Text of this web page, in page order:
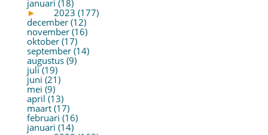
januari (18)
►
2023 (177)
december (12)
november (16)
oktober (17)
september (14)
augustus (9)
juli (19)
juni (21)
mei (9)
april (13)
maart (17)
februari (16)
januari (14)